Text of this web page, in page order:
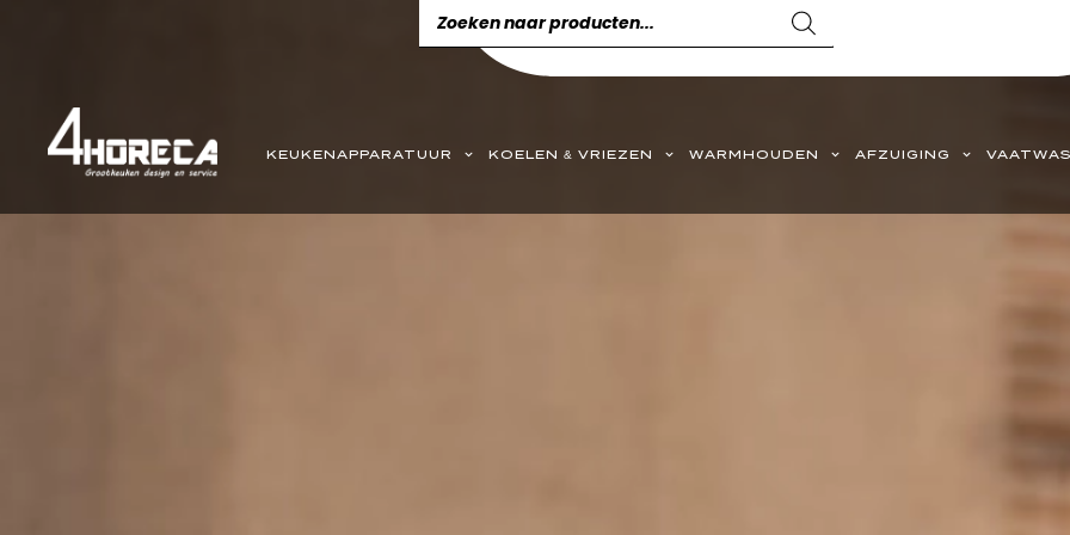
KEUKENAPPARATUUR KOELEN & VRIEZEN WARMHOUDEN AFZUIGING